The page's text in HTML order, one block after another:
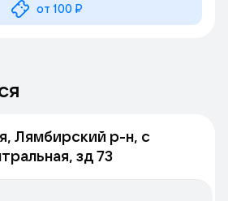
от 100 ₽
Лямбирский р-н, с
зд 73